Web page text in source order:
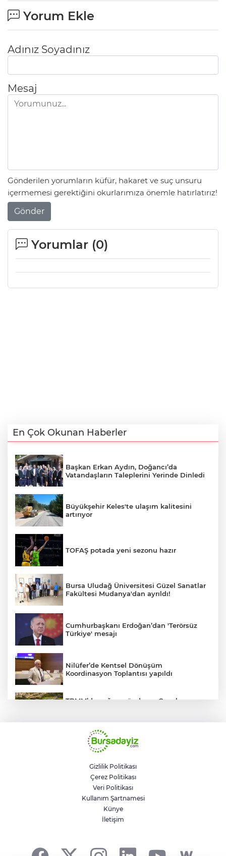
Yorum Ekle
Adınız Soyadınız
Mesaj
Gönderilen yorumların küfür, hakaret ve suç unsuru
içermemesi gerektiğini okurlarımıza önemle hatırlatırız!
Gönder
Yorumlar (0)
En Çok Okunan Haberler
Başkan Erkan Aydın, Doğancı’da
Vatandaşların Taleplerini Yerinde Dinledi
Büyükşehir Keles'te ulaşım kalitesini
artırıyor
TOFAŞ potada yeni sezonu hazır
Bursa Uludağ Üniversitesi Güzel Sanatlar
Fakültesi Mudanya'dan ayrıldı!
Cumhurbaşkanı Erdoğan’dan 'Terörsüz
Türkiye' mesajı
Nilüfer’de Kentsel Dönüşüm
Koordinasyon Toplantısı yapıldı
TBMM’de yoğun gündem... Çocuk
BUSKİ'den su tarifeleri açıklaması... Aylık
güncelleme yeni zam uygulaması değil
Geleceğin milli kaykaycıları
Osmangazi’de yarışıyor
Gizlilik Politikası
Çerez Politikası
Veri Politikası
Kullanım Şartnamesi
Künye
İletişim